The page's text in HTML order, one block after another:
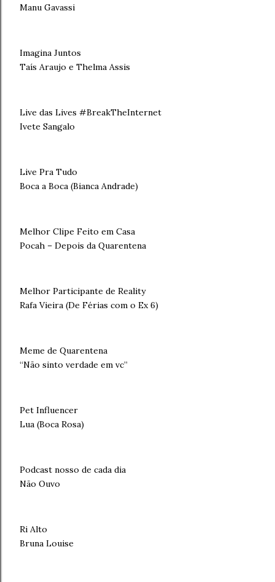
Manu Gavassi
Imagina Juntos
Taís Araujo e Thelma Assis
Live das Lives #BreakTheInternet
Ivete Sangalo
Live Pra Tudo
Boca a Boca (Bianca Andrade)
Melhor Clipe Feito em Casa
Pocah – Depois da Quarentena
Melhor Participante de Reality
Rafa Vieira (De Férias com o Ex 6)
Meme de Quarentena
“Não sinto verdade em vc”
Pet Influencer
Lua (Boca Rosa)
Podcast nosso de cada dia
Não Ouvo
Ri Alto
Bruna Louise